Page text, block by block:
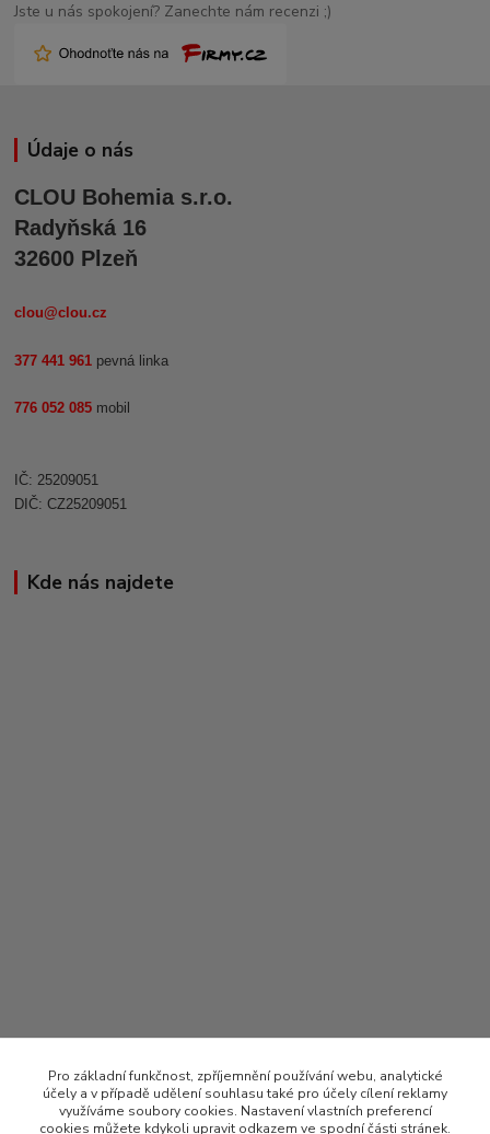
Jste u nás spokojení? Zanechte nám recenzi ;)
Údaje o nás
CLOU Bohemia s.r.o.
Radyňská 16
32600 Plzeň
clou@clou.cz
377 441 961 pevná linka
776 052 085 mobil
IČ: 25209051
DIČ: CZ25209051
Kde nás najdete
Pro základní funkčnost, zpříjemnění používání webu, analytické
účely a v případě udělení souhlasu také pro účely cílení reklamy
využíváme soubory cookies. Nastavení vlastních preferencí
cookies můžete kdykoli upravit odkazem ve spodní části stránek.